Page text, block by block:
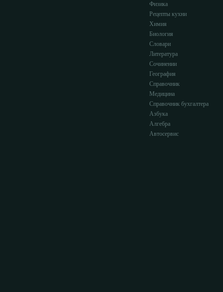
Физика
Рецепты кухни
Химия
Биология
Словари
Литература
Сочинении
География
Справочник
Медицина
Справочник бухгалтера
Азбука
Алгебра
Автосервис